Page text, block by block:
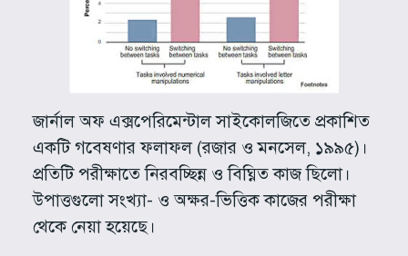
জার্নাল অফ এক্সপেরিমেন্টাল সাইকোলজিতে প্রকাশিত
একটি গবেষণার ফলাফল (রজার ও মনসেল, ১৯৯৫)।
প্রতিটি পরীক্ষাতে নিরবচ্ছিন্ন ও বিঘ্নিত কাজ ছিলো।
উপাত্তগুলো সংখ্যা- ও অক্ষর-ভিত্তিক কাজের পরীক্ষা
থেকে নেয়া হয়েছে।